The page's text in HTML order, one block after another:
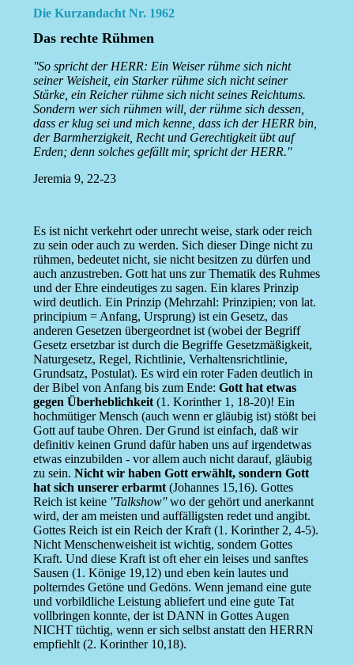
Die Kurzandacht Nr. 1962
Das rechte Rühmen
''So spricht der HERR: Ein Weiser rühme sich nicht
seiner Weisheit, ein Starker rühme sich nicht seiner
Stärke, ein Reicher rühme sich nicht seines Reichtums.
Sondern wer sich rühmen will, der rühme sich dessen,
dass er klug sei und mich kenne, dass ich der HERR bin,
der Barmherzigkeit, Recht und Gerechtigkeit übt auf
Erden; denn solches gefällt mir, spricht der HERR.''
Jeremia 9, 22-23
Es ist nicht verkehrt oder unrecht weise, stark oder reich
zu sein oder auch zu werden. Sich dieser Dinge nicht zu
rühmen, bedeutet nicht, sie nicht besitzen zu dürfen und
auch anzustreben. Gott hat uns zur Thematik des Ruhmes
und der Ehre eindeutiges zu sagen. Ein klares Prinzip
wird deutlich. Ein Prinzip (Mehrzahl: Prinzipien; von lat.
principium = Anfang, Ursprung) ist ein Gesetz, das
anderen Gesetzen übergeordnet ist (wobei der Begriff
Gesetz ersetzbar ist durch die Begriffe Gesetzmäßigkeit,
Naturgesetz, Regel, Richtlinie, Verhaltensrichtlinie,
Grundsatz, Postulat). Es wird ein roter Faden deutlich in
der Bibel von Anfang bis zum Ende: Gott hat etwas
gegen Überheblichkeit(1. Korinther 1, 18-20)! Ein
hochmütiger Mensch (auch wenn er gläubig ist) stößt bei
Gott auf taube Ohren. Der Grund ist einfach, daß wir
definitiv keinen Grund dafür haben uns auf irgendetwas
etwas einzubilden - vor allem auch nicht darauf, gläubig
zu sein. Nicht wir haben Gott erwählt, sondern Gott
hat sich unserer erbarmt(Johannes 15,16). Gottes
Reich ist keine ''Talkshow''wo der gehört und anerkannt
wird, der am meisten und auffälligsten redet und angibt.
Gottes Reich ist ein Reich der Kraft (1. Korinther 2, 4-5).
Nicht Menschenweisheit ist wichtig, sondern Gottes
Kraft. Und diese Kraft ist oft eher ein leises und sanftes
Sausen (1. Könige 19,12) und eben kein lautes und
polterndes Getöne und Gedöns. Wenn jemand eine gute
und vorbildliche Leistung abliefert und eine gute Tat
vollbringen konnte, der ist DANN in Gottes Augen
NICHT tüchtig, wenn er sich selbst anstatt den HERRN
empfiehlt (2. Korinther 10,18).